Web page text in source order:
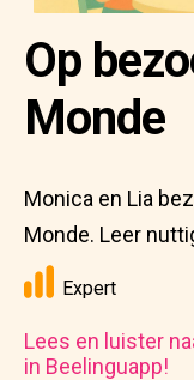
Op
Monde
Monica en Lia
Monde. Leer
Expert
Lees en luister
in Beelinguapp!